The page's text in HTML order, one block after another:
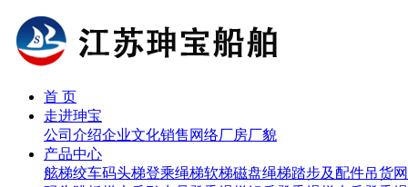
首 页
走进珅宝
公司介绍企业文化销售网络厂房厂貌
产品中心
舷梯绞车码头梯登乘绳梯软梯磁盘绳梯踏步及配件吊货